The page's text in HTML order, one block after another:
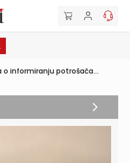
o informiranju potrošača...